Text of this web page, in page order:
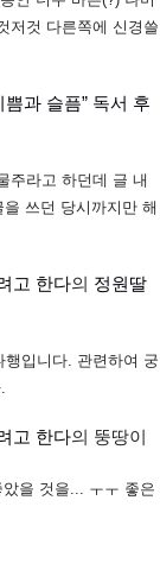
저것 다른쪽에 신경쓸
과 슬픔” 독서 후
주라고 하던데 글 내
쓰던 당시까지만 해
고 한다의 정원딸
입니다. 관련하여 궁
고 한다의 뚱땅이
을 것을... ㅜㅜ 좋은